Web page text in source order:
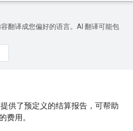
翻译成您偏好的语言。AI 翻译可能包
供了预定义的结算报告，可帮助
费用。